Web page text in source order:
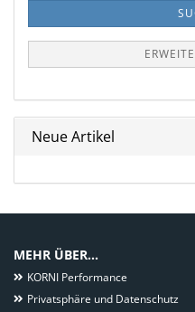
Neue Artikel
MEHR ÜBER...
KORNI Performance
Privatsphäre und Datenschutz